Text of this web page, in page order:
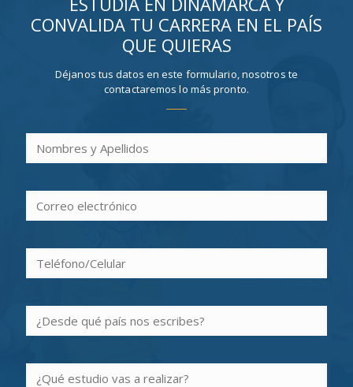
CONVALIDA TU CARRERA EN EL PAÍS
QUE QUIERAS
Déjanos tus datos en este formulario, nosotros te
contactaremos lo más pronto.